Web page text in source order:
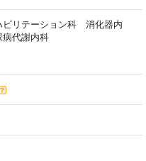
リテーション科 消化器内
代謝内科